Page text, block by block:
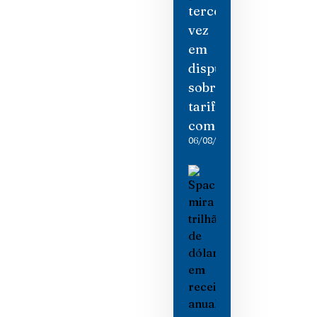
terceira
vez
em
disputa
sobre
tarifas
comerciais
06/08/2026